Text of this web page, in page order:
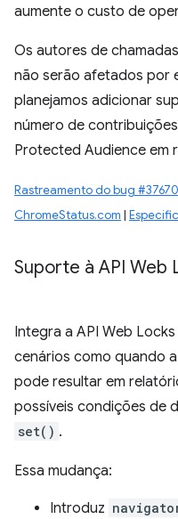
aumente o custo de
Os autores de
não serão afetados por
planejamos adicionar
número de
Protected Audience em
Rastreamento do bug
ChromeStatus.com |
Suporte à API Web
Integra a API Web
cenários como quando
pode resultar em
possíveis condições de
set() .
Essa mudança:
Introduz